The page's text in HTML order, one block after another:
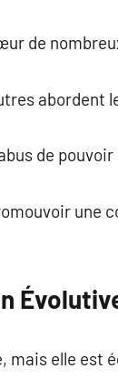
de
abordent
de
une
elle est